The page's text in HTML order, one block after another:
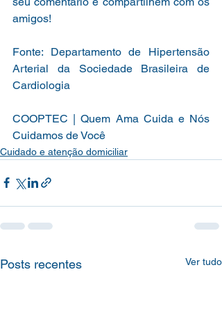
amigos!
Fonte: Departamento de Hipertensão
Arterial da Sociedade Brasileira de
Cardiologia
COOPTEC | Quem Ama Cuida e Nós
Cuidamos de Você
Cuidado e atenção domiciliar
Posts recentes Ver tudo